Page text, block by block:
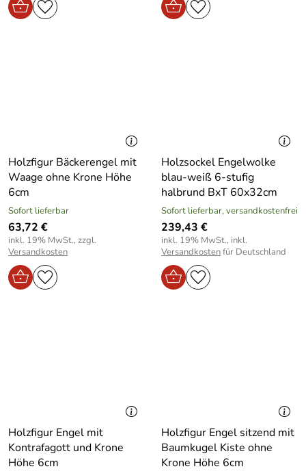
Holzfigur Bäckerengel mit
Waage ohne Krone Höhe
6cm
Sofort lieferbar
63,72 €
inkl. 19% MwSt., zzgl.
Versandkosten
Holzsockel Engelwolke
blau-weiß 6-stufig
halbrund BxT 60x32cm
Sofort lieferbar, versandkostenfrei
239,43 €
inkl. 19% MwSt., inkl.
Versandkostenfür Deutschland
Holzfigur Engel mit
Kontrafagott und Krone
Höhe 6cm
Holzfigur Engel sitzend mit
Baumkugel Kiste ohne
Krone Höhe 6cm